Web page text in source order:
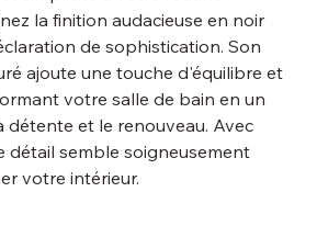
la finition audacieuse en noir
de sophistication. Son
ajoute une touche d'équilibre et
votre salle de bain en un
détente et le renouveau. Avec
détail semble soigneusement
votre intérieur.